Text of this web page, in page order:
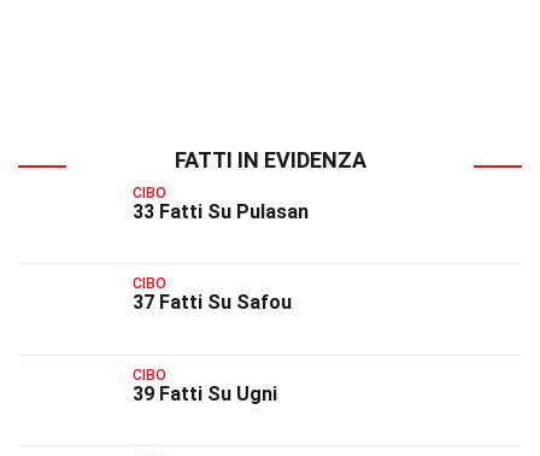
FATTI IN EVIDENZA
CIBO
33 Fatti Su Pulasan
CIBO
37 Fatti Su Safou
CIBO
39 Fatti Su Ugni